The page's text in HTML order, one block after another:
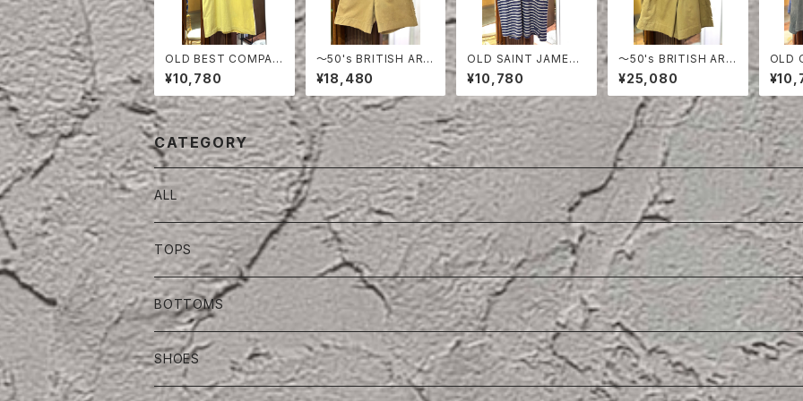
OLD BEST COMPAN
Y T- SHIRT
¥10,780
〜50's BRITISH ARM
Y COTTON SHORT
S
¥18,480
OLD SAINT JAMES
POLO SHIRT
¥10,780
〜50's BRITISH ARM
Y COTTON DRILL S
HORTS
¥25,080
OLD
HIRT
CATEGORY
ALL
TOPS
BOTTOMS
SHOES